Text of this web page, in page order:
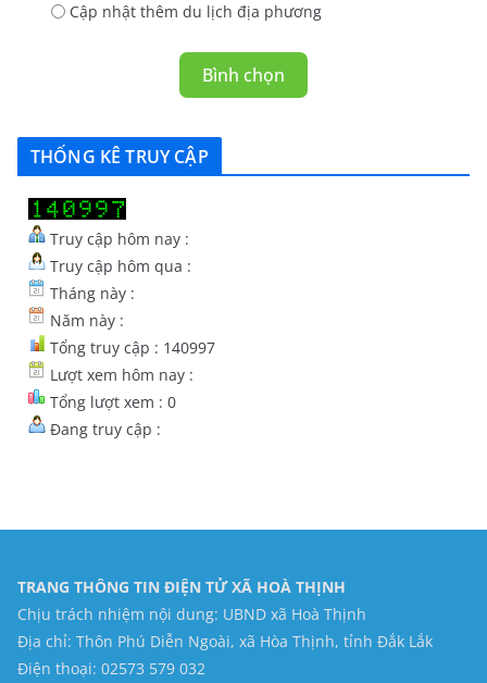
Cập nhật thêm du lịch địa phương
Bình chọn
THỐNG KÊ TRUY CẬP
Truy cập hôm nay :
Truy cập hôm qua :
Tháng này :
Năm này :
Tổng truy cập : 140997
Lượt xem hôm nay :
Tổng lượt xem : 0
Đang truy cập :
TRANG THÔNG TIN ĐIỆN TỬ XÃ HOÀ THỊNH
Chịu trách nhiệm nội dung: UBND xã Hoà Thịnh
Địa chỉ: Thôn Phú Diễn Ngoài, xã Hòa Thịnh, tỉnh Đắk Lắk
Điện thoại: 02573 579 032